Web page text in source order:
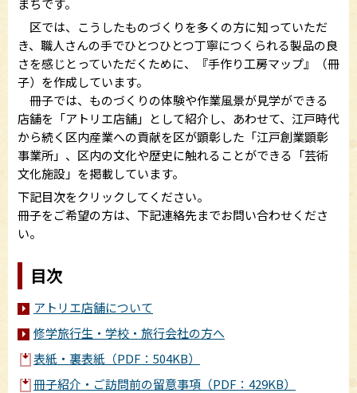
まちです。
区では、こうしたものづくりを多くの方に知っていただ
き、職人さんの手でひとつひとつ丁寧につくられる製品の良
さを感じとっていただくために、『手作り工房マップ』（冊
子）を作成しています。
冊子では、ものづくりの体験や作業風景が見学ができる
店舗を「アトリエ店舗」として紹介し、あわせて、江戸時代
から続く区内産業への貢献を区が顕彰した「江戸創業顕彰
事業所」、区内の文化や歴史に触れることができる「芸術
文化施設」を掲載しています。
下記目次をクリックしてください。
冊子をご希望の方は、下記連絡先までお問い合わせくださ
い。
目次
アトリエ店舗について
修学旅行生・学校・旅行会社の方へ
表紙・裏表紙（PDF：504KB）
冊子紹介・ご訪問前の留意事項（PDF：429KB）